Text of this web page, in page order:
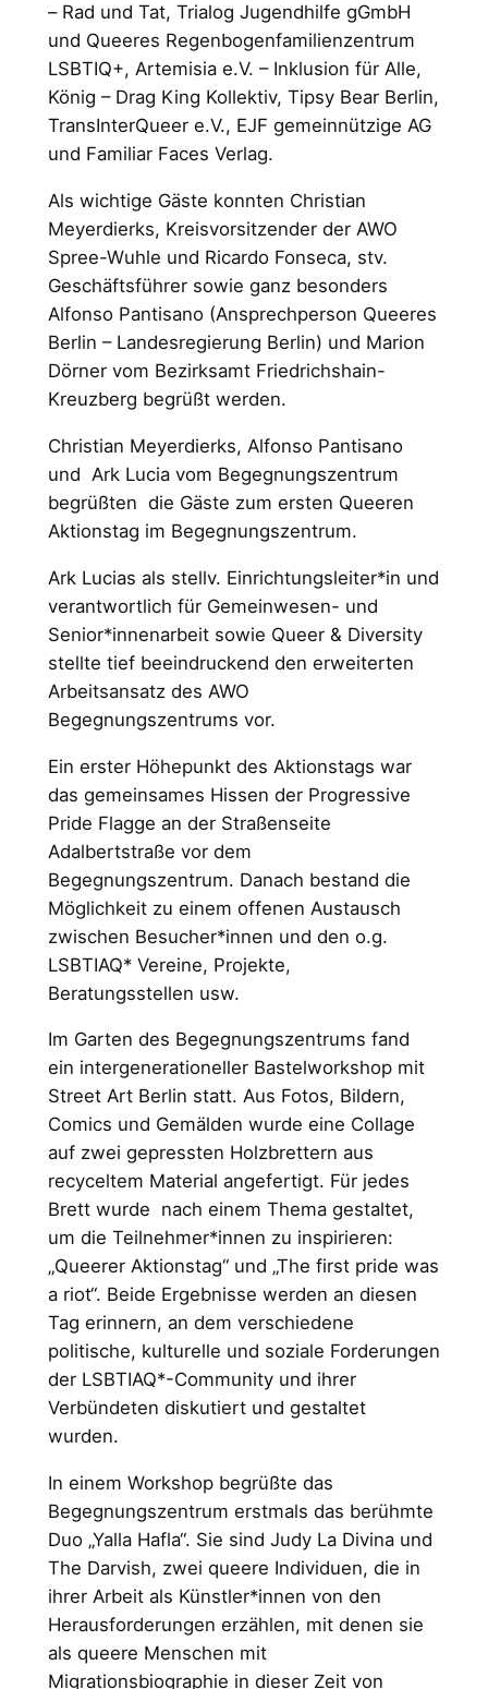
– Rad und Tat, Trialog Jugendhilfe gGmbH
und Queeres Regenbogenfamilienzentrum
LSBTIQ+, Artemisia e.V. – Inklusion für Alle,
König – Drag King Kollektiv, Tipsy Bear Berlin,
TransInterQueer e.V., EJF gemeinnützige AG
und Familiar Faces Verlag.
Als wichtige Gäste konnten Christian
Meyerdierks, Kreisvorsitzender der AWO
Spree-Wuhle und Ricardo Fonseca, stv.
Geschäftsführer sowie ganz besonders
Alfonso Pantisano (Ansprechperson Queeres
Berlin – Landesregierung Berlin) und Marion
Dörner vom Bezirksamt Friedrichshain-
Kreuzberg begrüßt werden.
Christian Meyerdierks, Alfonso Pantisano
und Ark Lucia vom Begegnungszentrum
begrüßten die Gäste zum ersten Queeren
Aktionstag im Begegnungszentrum.
Ark Lucias als stellv. Einrichtungsleiter*in und
verantwortlich für Gemeinwesen- und
Senior*innenarbeit sowie Queer & Diversity
stellte tief beeindruckend den erweiterten
Arbeitsansatz des AWO
Begegnungszentrums vor.
Ein erster Höhepunkt des Aktionstags war
das gemeinsames Hissen der Progressive
Pride Flagge an der Straßenseite
Adalbertstraße vor dem
Begegnungszentrum. Danach bestand die
Möglichkeit zu einem offenen Austausch
zwischen Besucher*innen und den o.g.
LSBTIAQ* Vereine, Projekte,
Beratungsstellen usw.
Im Garten des Begegnungszentrums fand
ein intergenerationeller Bastelworkshop mit
Street Art Berlin statt. Aus Fotos, Bildern,
Comics und Gemälden wurde eine Collage
auf zwei gepressten Holzbrettern aus
recyceltem Material angefertigt. Für jedes
Brett wurde nach einem Thema gestaltet,
um die Teilnehmer*innen zu inspirieren:
„Queerer Aktionstag“ und „The first pride was
a riot“. Beide Ergebnisse werden an diesen
Tag erinnern, an dem verschiedene
politische, kulturelle und soziale Forderungen
der LSBTIAQ*-Community und ihrer
Verbündeten diskutiert und gestaltet
wurden.
In einem Workshop begrüßte das
Begegnungszentrum erstmals das berühmte
Duo „Yalla Hafla“. Sie sind Judy La Divina und
The Darvish, zwei queere Individuen, die in
ihrer Arbeit als Künstler*innen von den
Herausforderungen erzählen, mit denen sie
als queere Menschen mit
Migrationsbiographie in dieser Zeit von